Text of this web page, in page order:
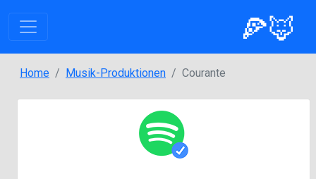
🍕🦊
Home Musik-Produktionen Courante